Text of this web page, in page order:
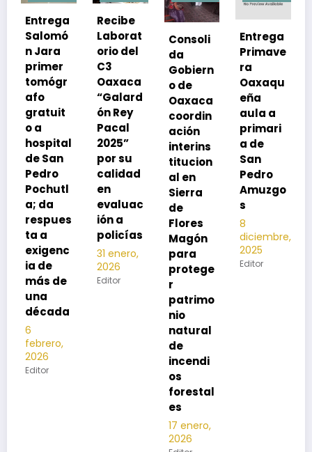
Recibe
Laborat
orio del
C3
Oaxaca
“Galard
ón Rey
Pacal
2025”
por su
calidad
en
evaluac
ión a
policías
31 enero,
2026
Editor
Consoli
da
Gobiern
o de
Oaxaca
coordin
ación
interins
titucion
al en
Sierra
de
Flores
Magón
para
protege
r
Entrega
Primave
ra
Oaxaqu
eña
aula a
primari
a de
San
Pedro
Amuzgo
s
8
diciembre,
2025
Editor
Exhorta
SSO a
vacuna
rse de
neumoc
oco
para
preveni
r la
neumon
ía
13
noviembre,
2025
Editor